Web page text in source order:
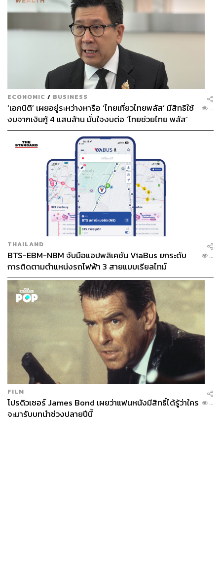
ECONOMIC / BUSINESS
‘เอกนิติ’ เผยอยู่ระหว่างหารือ ‘ไทยเที่ยวไทยพลัส’ มีสิทธิใช้
งบจากเงินกู้ 4 แสนล้าน มั่นใจงบต่อ ‘ไทยช่วยไทย พลัส’
เฟส 2 มีเพียงพอ
...
THAILAND
BTS-EBM-NBM จับมือแอปพลิเคชัน ViaBus ยกระดับ
การติดตามตำแหน่งรถไฟฟ้า 3 สายแบบเรียลไทม์
...
FILM
โปรดิวเซอร์ James Bond เผยว่าแฟนหนังมีสิทธิ์ได้รู้ว่าใคร
จะมารับบทนำช่วงปลายปีนี้
...